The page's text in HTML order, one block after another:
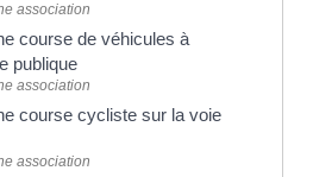
association
course de véhicules à
publique
association
course cycliste sur la voie
association